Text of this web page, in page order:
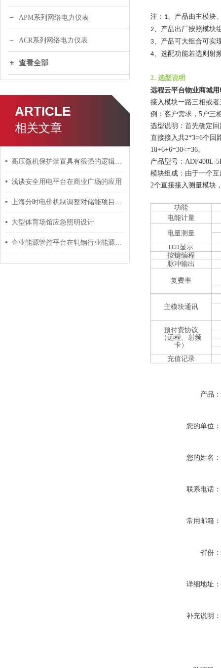
APM系列网络电力仪表
ACR系列网络电力仪表
查看全部
ARTICLE
相关文章
高压微机保护装置具有很强的逻辑运算和信息存储能力
浅谈安全用电平台在商业广场的应用
上海分时电价机制调整对储能项目的影响分析
大型体育场馆应急照明设计
企业能源管控平台在轧钢行业能源管理中的应用
注： 1、产品由主模块
2、产品出厂按照模块
3、产品可大组合可实
4、选配功能若选则射
2. 选型说明
远程云平台物业商城
接入模块一路三相或
例：客户需求， 5户三
选型说明：首先确定
直接接入共2*3=6个回
18+6+6=30<=36。
产品型号： ADF400L-
模块组成：由于一个
2个直接接入测量模块
功能
电能计量
电量测量
LCD显示
按键编程
脉冲输出
复费率
主模块通讯
预付费协议
（远程、射频
卡）
充值记录
产品：
您的单位：
您的姓名：
联系电话：
常用邮箱：
省份：
详细地址：
补充说明：